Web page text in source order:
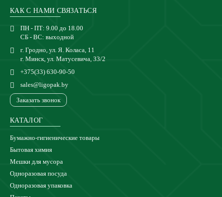
КАК С НАМИ СВЯЗАТЬСЯ
ПН - ПТ: 9.00 до 18.00
СБ - ВС: выходной
г. Гродно, ул. Я. Коласа, 11
г. Минск, ул. Матусевича, 33/2
+375(33) 630-90-50
sales@ligopak.by
Заказать звонок
КАТАЛОГ
Бумажно-гигиенические товары
Бытовая химия
Мешки для мусора
Одноразовая посуда
Одноразовая упаковка